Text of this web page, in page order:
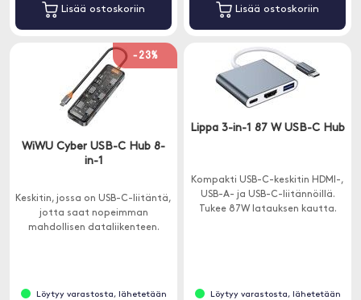
Lisää ostoskoriin Lisää ostoskoriin
-23%
WiWU Cyber USB-C Hub 8-
in-1
Keskitin, jossa on USB-C-liitäntä,
jotta saat nopeimman
mahdollisen dataliikenteen.
Löytyy varastosta, lähetetään
Lippa 3-in-1 87 W USB-C Hub
Kompakti USB-C-keskitin HDMI-,
USB-A- ja USB-C-liitännöillä.
Tukee 87W latauksen kautta.
Löytyy varastosta, lähetetään